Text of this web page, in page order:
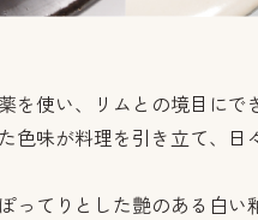
を使い、リムとの境目にで
色味が料理を引き立て、日
ってりとした艶のある白い